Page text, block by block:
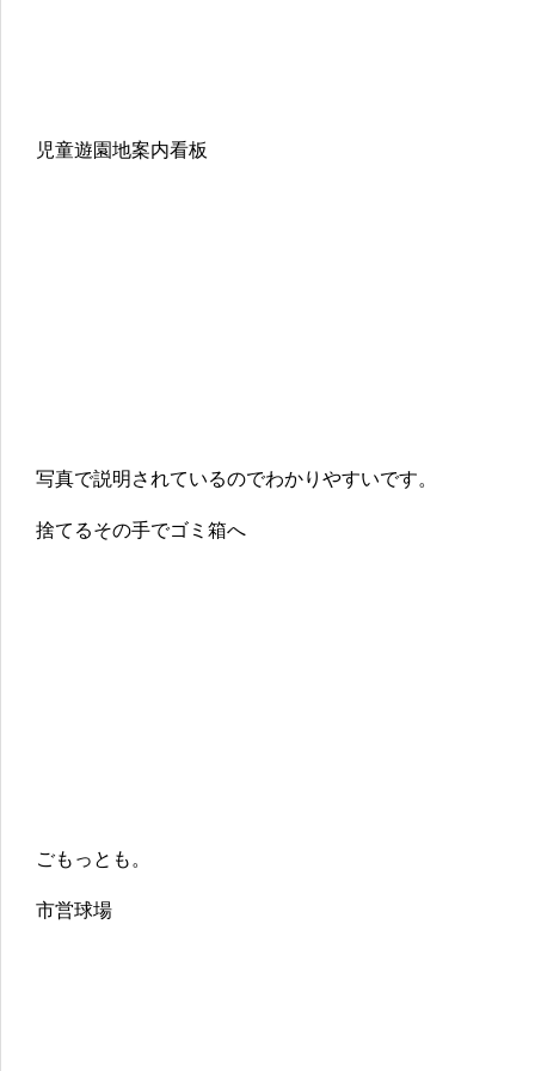
児童遊園地案内看板
写真で説明されているのでわかりやすいです。
捨てるその手でゴミ箱へ
ごもっとも。
市営球場